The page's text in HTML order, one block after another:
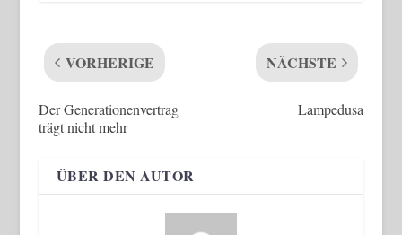
VORHERIGE
Der Generationenvertrag
trägt nicht mehr
NÄCHSTE
Lampedusa
ÜBER DEN AUTOR